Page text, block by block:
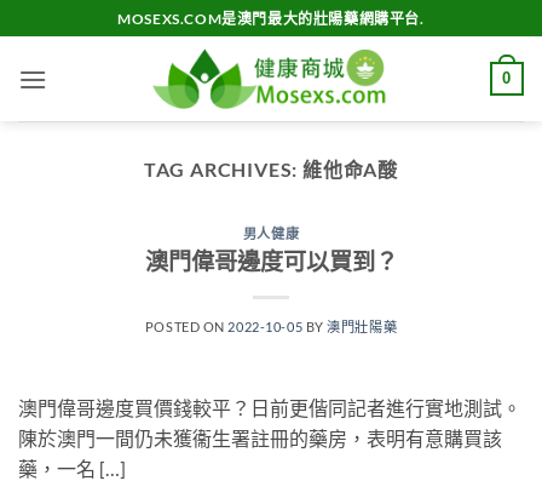
to
content
MOSEXS.COM是澳門最大的壯陽藥網購平台.
0
TAG ARCHIVES:維他命A酸
男人健康
澳門偉哥邊度可以買到？
POSTED ON 2022-10-05 BY澳門壯陽藥
澳門偉哥邊度買價錢較平？日前更偕同記者進行實地測試。
陳於澳門一間仍未獲衞生署註冊的藥房，表明有意購買該
藥，一名 […]